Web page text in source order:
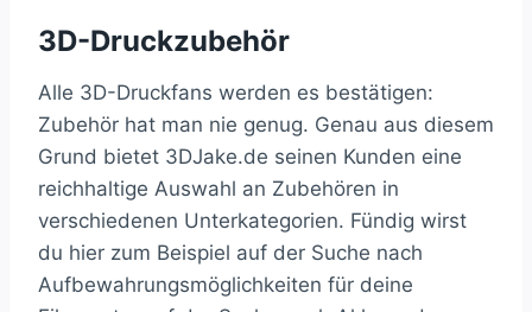
3D-Druckzubehör
Alle 3D-Druckfans werden es bestätigen:
Zubehör hat man nie genug. Genau aus diesem
Grund bietet 3DJake.de seinen Kunden eine
reichhaltige Auswahl an Zubehören in
verschiedenen Unterkategorien. Fündig wirst
du hier zum Beispiel auf der Suche nach
Aufbewahrungsmöglichkeiten für deine